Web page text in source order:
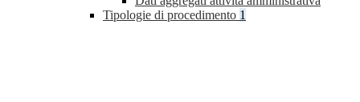
Tipologie di procedimento 1